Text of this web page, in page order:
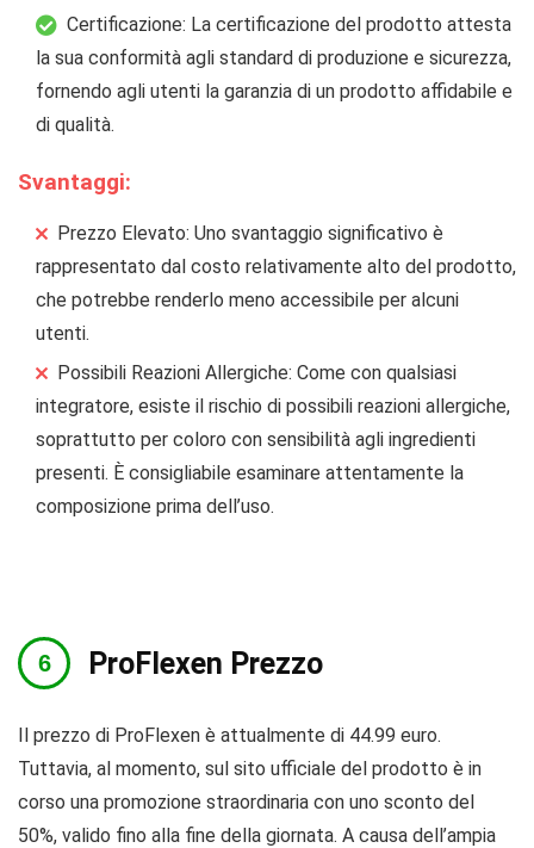
Certificazione: La certificazione del prodotto attesta
la sua conformità agli standard di produzione e sicurezza,
fornendo agli utenti la garanzia di un prodotto affidabile e
di qualità.
Svantaggi:
Prezzo Elevato: Uno svantaggio significativo è
rappresentato dal costo relativamente alto del prodotto,
che potrebbe renderlo meno accessibile per alcuni
utenti.
Possibili Reazioni Allergiche: Come con qualsiasi
integratore, esiste il rischio di possibili reazioni allergiche,
soprattutto per coloro con sensibilità agli ingredienti
presenti. È consigliabile esaminare attentamente la
composizione prima dell’uso.
ProFlexen Prezzo
Il prezzo di ProFlexen è attualmente di 44.99 euro.
Tuttavia, al momento, sul sito ufficiale del prodotto è in
corso una promozione straordinaria con uno sconto del
50%, valido fino alla fine della giornata. A causa dell’ampia